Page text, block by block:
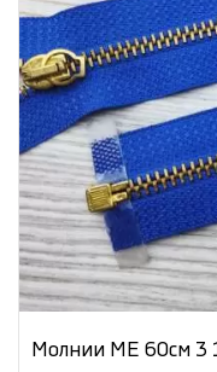
Молнии МЕ 60см 3